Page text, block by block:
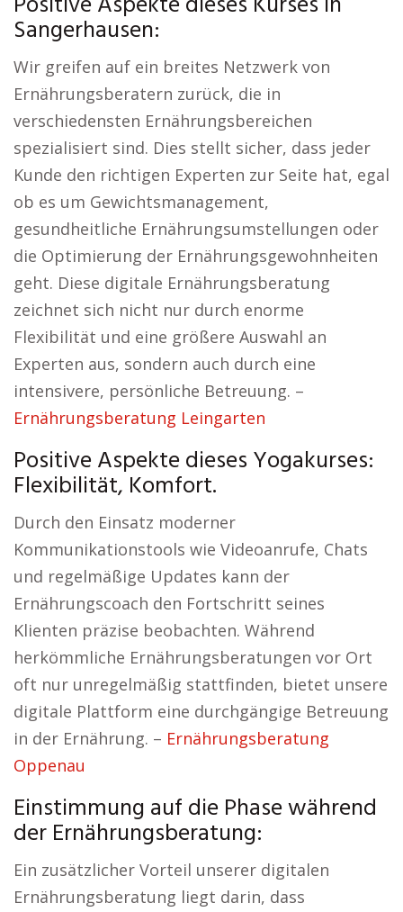
Sangerhausen:
Wir greifen auf ein breites Netzwerk von
Ernährungsberatern zurück, die in
verschiedensten Ernährungsbereichen
spezialisiert sind. Dies stellt sicher, dass jeder
Kunde den richtigen Experten zur Seite hat, egal
ob es um Gewichtsmanagement,
gesundheitliche Ernährungsumstellungen oder
die Optimierung der Ernährungsgewohnheiten
geht. Diese digitale Ernährungsberatung
zeichnet sich nicht nur durch enorme
Flexibilität und eine größere Auswahl an
Experten aus, sondern auch durch eine
intensivere, persönliche Betreuung. –
Ernährungsberatung Leingarten
Positive Aspekte dieses Yogakurses:
Flexibilität, Komfort.
Durch den Einsatz moderner
Kommunikationstools wie Videoanrufe, Chats
und regelmäßige Updates kann der
Ernährungscoach den Fortschritt seines
Klienten präzise beobachten. Während
herkömmliche Ernährungsberatungen vor Ort
oft nur unregelmäßig stattfinden, bietet unsere
digitale Plattform eine durchgängige Betreuung
in der Ernährung. – Ernährungsberatung
Oppenau
Einstimmung auf die Phase während
der Ernährungsberatung:
Ein zusätzlicher Vorteil unserer digitalen
Ernährungsberatung liegt darin, dass